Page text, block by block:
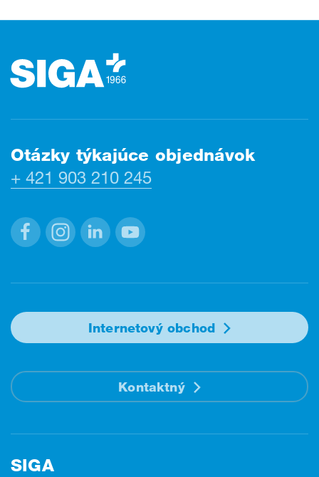
Otázky týkajúce objednávok
+ 421 903 210 245
Internetový obchod
Kontaktný
SIGA